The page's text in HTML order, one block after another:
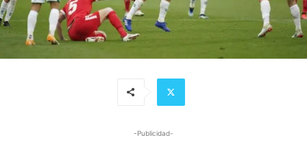
-Publicidad-